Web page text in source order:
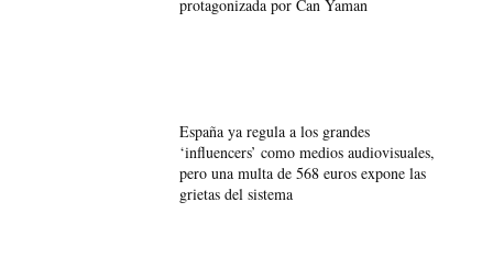
protagonizada por Can Yaman
España ya regula a los grandes
‘influencers’ como medios audiovisuales,
pero una multa de 568 euros expone las
grietas del sistema